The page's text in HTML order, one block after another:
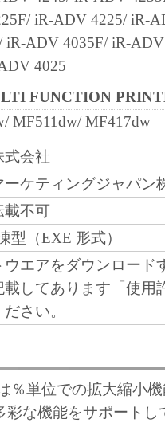
OR DEATH
PART OF THE
OR EXCLUSION
TO THE FULL
LAW, YOU
DISTRIBUTORS,
FROM ANY AND
RELATED TO ALL
SOFTWARE OR ITS
upon your
your acceptance
and remains in
Agreement by
any and all copies
iR-ADV 4225/ iR-
iR-ADV 4035F/ iR-
4025
FUNCTION
MF511dw/ MF417dw
式会社
ーケティングジャパン
載不可
型（EXE 形式）
ウエアをダウンロード
載してあります「使用
さい。
％単位での拡大縮小
彩な機能をサポートし